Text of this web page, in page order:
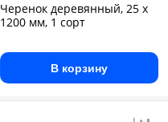
Черенок деревянный, 25 х
1200 мм, 1 сорт
В корзину